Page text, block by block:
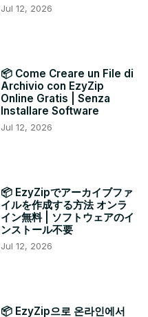
Jul 12, 2026
📦 Come Creare un File di
Archivio con EzyZip
Online Gratis | Senza
Installare Software
Jul 12, 2026
📦 EzyZipでアーカイブファ
イルを作成する方法 オンラ
イン無料 | ソフトウェアのイ
ンストール不要
Jul 12, 2026
📦 EzyZip으로 온라인에서